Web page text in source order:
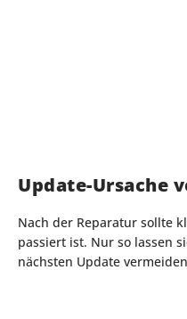
Update-Ursache
Nach der Reparatur sollte
passiert ist. Nur so lassen
nächsten Update